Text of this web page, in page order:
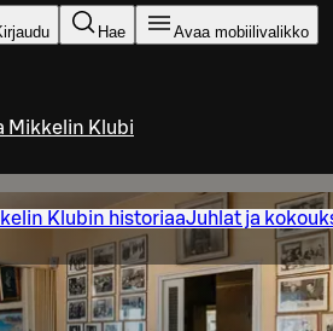
Hae Avaa mobiilivalikko
Mikkelin Klubi
Klubin historiaaJuhlat ja